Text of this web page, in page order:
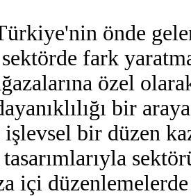
önde
fark
özel
bir
işlevsel bir düzen
içi